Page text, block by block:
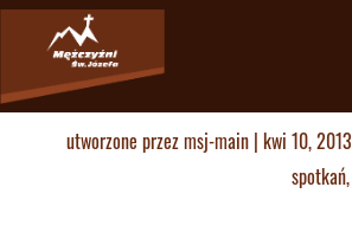
utworzone przezmsj-main| kwi 10, 2013
spotkań,